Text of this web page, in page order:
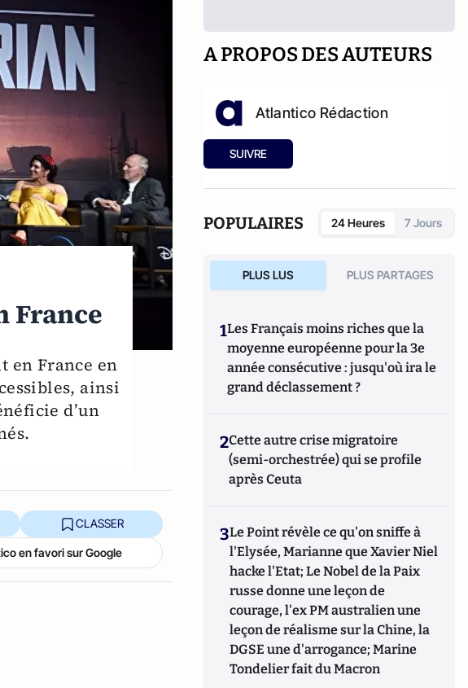
France
en France en
ainsi
d’un
CLASSER
en favori sur Google
A PROPOS DES AUTEURS
Atlantico Rédaction
SUIVRE
POPULAIRES 24 Heures 7 Jours
PLUS LUS PLUS PARTAGES
1Les Français moins riches que la
moyenne européenne pour la 3e
année consécutive : jusqu'où ira le
grand déclassement ?
2Cette autre crise migratoire
(semi-orchestrée) qui se profile
après Ceuta
3Le Point révèle ce qu'on sniffe à
l'Elysée, Marianne que Xavier Niel
hacke l'Etat; Le Nobel de la Paix
russe donne une leçon de
courage, l'ex PM australien une
leçon de réalisme sur la Chine, la
DGSE une d'arrogance; Marine
Tondelier fait du Macron